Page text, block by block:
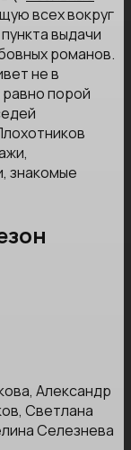
всех вокруг
выдачи
романов.
не в
порой
знакомые
Александр
Светлана
Селезнева